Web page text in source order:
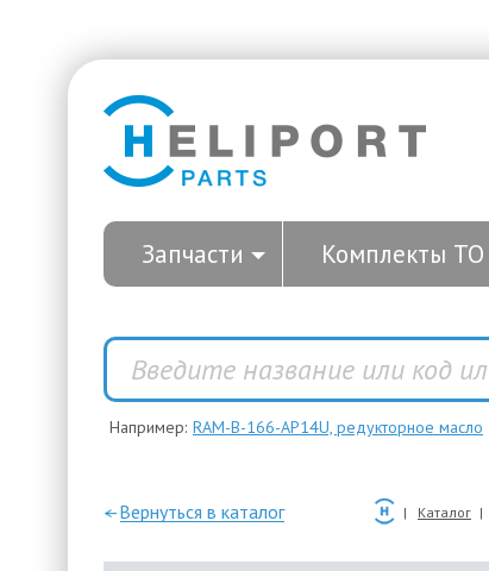
Запчасти Комплекты ТО
Например: RAM-B-166-AP14U, редукторное масло
—Вернуться в каталог Каталог